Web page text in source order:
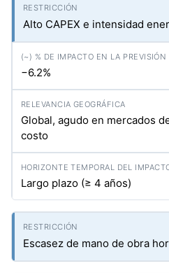
Alto CAPEX e intensidad
−6.2%
Global, agudo en mercados
costo
Largo plazo (≥ 4 años)
Escasez de mano de obra